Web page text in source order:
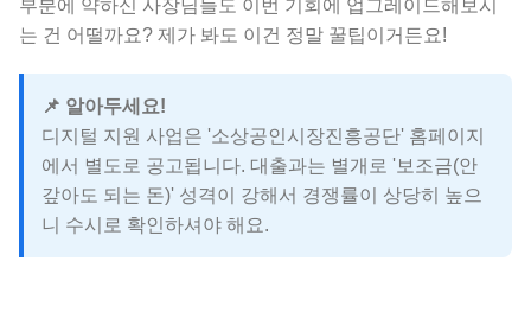
부분에 약하신 사장님들도 이번 기회에 업그레이드해보시
는 건 어떨까요? 제가 봐도 이건 정말 꿀팁이거든요!
📌 알아두세요!
디지털 지원 사업은 '소상공인시장진흥공단' 홈페이지
에서 별도로 공고됩니다. 대출과는 별개로 '보조금(안
갚아도 되는 돈)' 성격이 강해서 경쟁률이 상당히 높으
니 수시로 확인하셔야 해요.